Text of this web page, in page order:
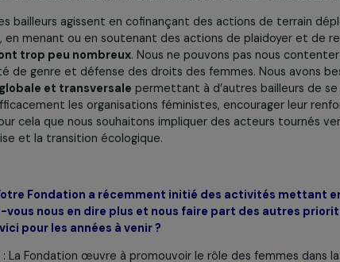
a ciblé les organisations de défense des
ces budgets est très préoccupante.
les bailleurs privés et, parmi ceux-ci, les
Celle-ci regroupe la Fondation BNP Paribas, la
de France, la Fondation Kering, la Fondation Médecins
la Fondation pour la Recherche sur l’Endométriose, le
civile, en menant ou en soutenant des actions de
sont trop peu nombreux . Nous ne pouvons pas
de genre et défense des droits des femmes.
globale et transversalepermettant à d’autres